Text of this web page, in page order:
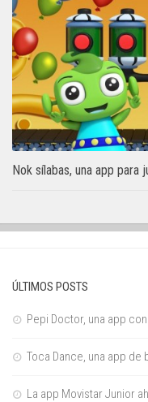
Nok sílabas, una app para
ÚLTIMOS POSTS
Pepi Doctor, una app
Toca Dance, una app
La app Movistar Junior